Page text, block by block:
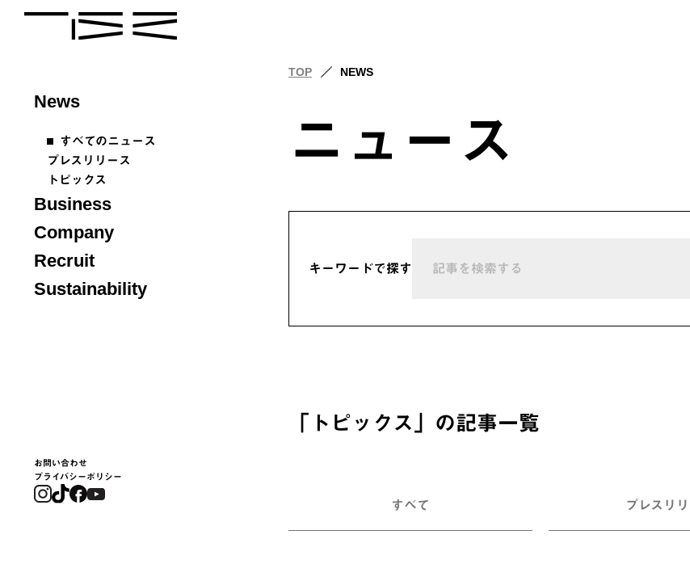
News
すべてのニュース
プレスリリース
トピックス
Business
Company
Recruit
Sustainability
お問い合わせ
プライバシーポリシー
TOP NEWS
ニュース
キーワードで探す
「 トピックス」の記事一覧
すべて プレスリ